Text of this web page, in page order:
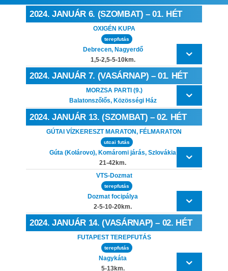
2024. JANUÁR 6. (SZOMBAT) – 01. HÉT
OXIGÉN KUPA
terepfutás
Debrecen, Nagyerdő
1,5-2,5-5-10km.
2024. JANUÁR 7. (VASÁRNAP) – 01. HÉT
MORZSA PARTI (9.)
Balatonszőlős, Közösségi Ház
2024. JANUÁR 13. (SZOMBAT) – 02. HÉT
GÚTAI VÍZKERESZT MARATON, FÉLMARATON
utcai futás
Gúta (Kolárovo), Komáromi járás, Szlovákia
21-42km.
VTS-Dozmat
terepfutás
Dozmat focipálya
2-5-10-20km.
2024. JANUÁR 14. (VASÁRNAP) – 02. HÉT
FUTAPEST TEREPFUTÁS
terepfutás
Nagykáta
5-13km.